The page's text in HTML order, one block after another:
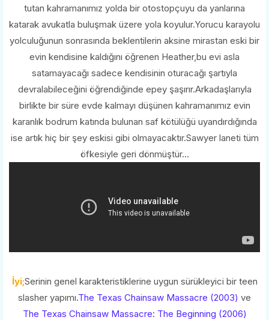
tutan kahramanımız yolda bir otostopçuyu da yanlarına
katarak avukatla buluşmak üzere yola koyulur.Yorucu karayolu
yolculuğunun sonrasında beklentilerin aksine mirastan eski bir
evin kendisine kaldığını öğrenen Heather,bu evi asla
satamayacağı sadece kendisinin oturacağı şartıyla
devralabileceğini öğrendiğinde epey şaşırır.Arkadaşlarıyla
birlikte bir süre evde kalmayı düşünen kahramanımız evin
karanlık bodrum katında bulunan saf kötülüğü uyandırdığında
ise artık hiç bir şey eskisi gibi olmayacaktır.Sawyer laneti tüm
öfkesiyle geri dönmüştür...
İyi;Serinin genel karakteristiklerine uygun sürükleyici bir teen
slasher yapımı.The Texas Chainsaw Massacre (2003) ve
The Texas Chainsaw Massacre: The Beginning (2006)